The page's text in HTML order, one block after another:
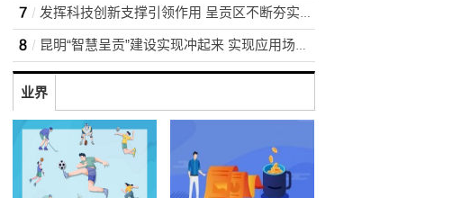
发挥科技创新支撑引领作用 呈贡区不断夯实区域创新体系建设
昆明“智慧呈贡”建设实现冲起来 实现应用场景1到N的推广
业界